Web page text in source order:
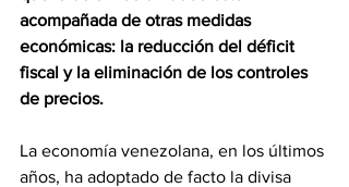
acompañada de otras medidas
económicas: la reducción del déficit
fiscal y la eliminación de los controles
de precios.
La economía venezolana, en los últimos
años, ha adoptado de facto la divisa